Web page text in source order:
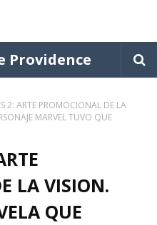
Providence
2: ARTE PROMOCIONAL DE LA
MARVEL TUVO QUE
LA VISION.
QUE